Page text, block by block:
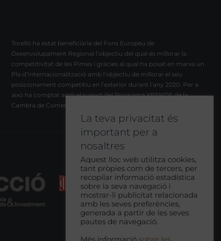
Torelló ha estat beneficiària del Fons Europeu de
Desenvolupament Regional l’objectiu del qual és millorar la
competitivitat de les Pimes i gràcies al qual ha posat en marxa un
Pla d’Internacionalització amb l’objectiu de millorar el seu
posicionament competitiu en l’exterior durant l’any 2020. Per a
això ha comptat amb el suport del Programa XPANDE de la
Cambra de Comerç de Barcelona.
La teva privacitat és
important per a
nosaltres
Aquest lloc web utilitza cookies,
tant pròpies com de tercers, per
recopilar informació estadística
sobre la seva navegació i
mostrar-li publicitat relacionada
amb les seves preferències,
generada a partir de les seves
pautes de navegació.